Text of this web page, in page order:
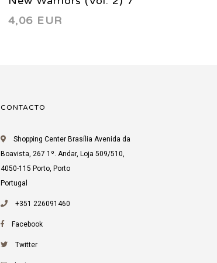
2000
4,06 EUR
CONTACTO
Shopping Center Brasília Avenida da
Boavista, 267 1º. Andar, Loja 509/510,
4050-115 Porto, Porto
Portugal
+351 226091460
Facebook
Twitter